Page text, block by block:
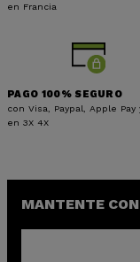
en Francia
PAGO 100% SEGURO
con Visa, Paypal, Apple Pay
en 3X 4X
MANTENTE